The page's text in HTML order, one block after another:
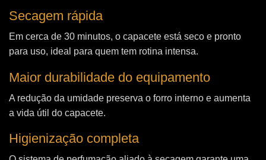
Secagem rápida
Em cerca de 30 minutos, o capacete está seco e pronto
para uso, ideal para quem tem rotina intensa.
Maior durabilidade do equipamento
A redução da umidade preserva o forro interno e aumenta
a vida útil do capacete.
Higienização completa